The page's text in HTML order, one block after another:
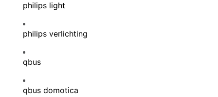
philips light
philips verlichting
qbus
qbus domotica